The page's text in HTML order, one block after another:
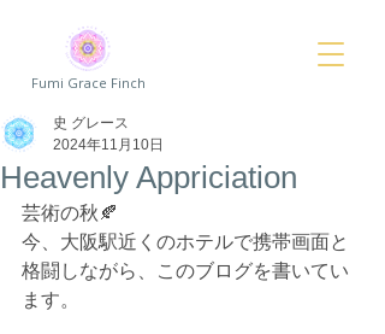
Fumi Grace Finch
Heavenly Appriciation
史 グレース
2024年11月10日
芸術の秋🍂
今、大阪駅近くのホテルで携帯画面と
格闘しながら、このブログを書いてい
ます。